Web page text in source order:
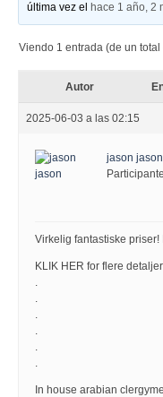
última vez el
hace 1 año, 2
Viendo 1 entrada (de un total
Autor
2025-06-03 a las 02:15
jason jason
Participante
Virkelig fantastiske priser!
KLIK HER for flere
.
.
.
.
.
.
In house arabian